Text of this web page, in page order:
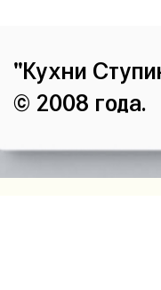
"Кухни
© 2008 года.